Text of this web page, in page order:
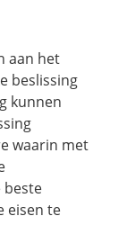
aan het
beslissing
kunnen
waarin met
beste
eisen te